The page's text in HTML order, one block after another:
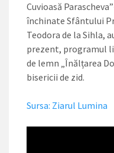
Cuvioasă
închinate Sfântului
Teodora de la Sihla,
prezent, programul
de lemn „Înălțarea
bisericii de zid.
Sursa: Ziarul Lumina